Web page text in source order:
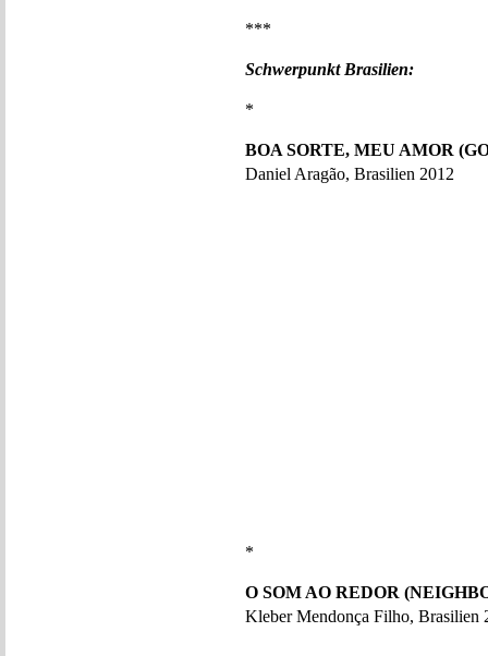
***
Schwerpunkt Brasilien:
*
BOA SORTE, MEU AMOR
Daniel Aragão, Brasilien 2012
*
O SOM AO REDOR
Kleber Mendonça Filho, Brasilien